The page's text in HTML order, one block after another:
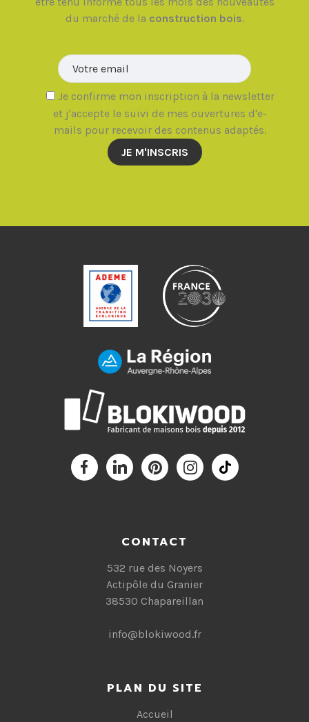
du marché de la construction bois.
Veuillez
Je confirme mon inscription à la newsletter
et j'accepte le suivi de mes ouvertures d'e-
mails pour recevoir des contenus adaptés.
CONTACT
532 rue des Noyers
Actipôle du Granier
38530 Chapareillan
info@blokiwood.fr
PLAN DU SITE
Accueil